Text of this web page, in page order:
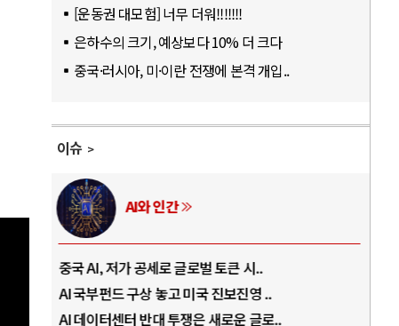
[운동권 대모험] 너무 더워!!!!!!!
은하수의 크기, 예상보다 10% 더 크다
중국·러시아, 미·이란 전쟁에 본격 개입..
이슈
AI와 인간
중국 AI, 저가 공세로 글로벌 토큰 시..
AI 국부펀드 구상 놓고 미국 진보진영 ..
AI 데이터센터 반대 투쟁은 새로운 글로..